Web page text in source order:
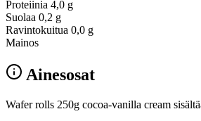
Proteiinia 4,0 g
Suolaa 0,2 g
Ravintokuitua 0,0 g
Mainos
Ainesosat
Wafer rolls 250g cocoa-vanilla cream